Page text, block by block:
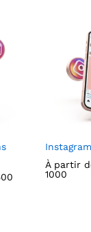
À partir
1000